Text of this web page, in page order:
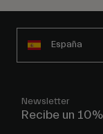
España
Newsletter
Recibe un